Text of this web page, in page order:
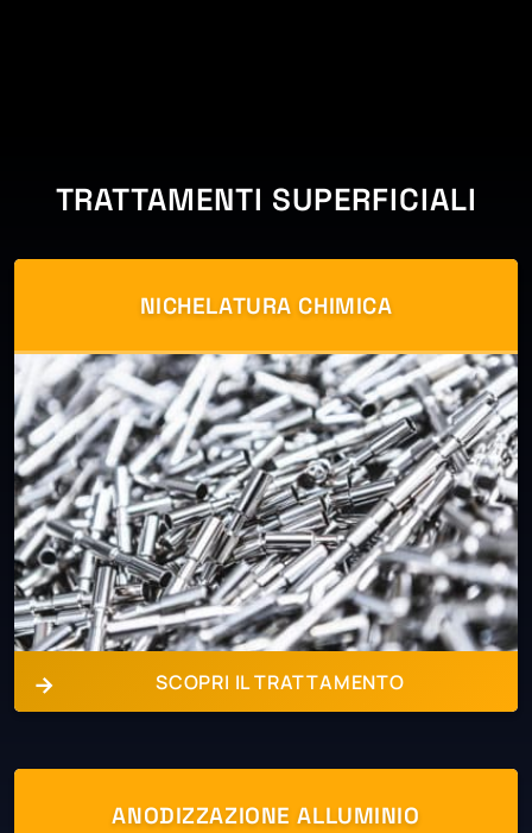
TRATTAMENTI SUPERFICIALI
NICHELATURA CHIMICA
SCOPRI IL TRATTAMENTO
ANODIZZAZIONE ALLUMINIO